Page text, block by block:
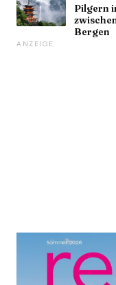
Pilgern
Bergen
ANZEIGE